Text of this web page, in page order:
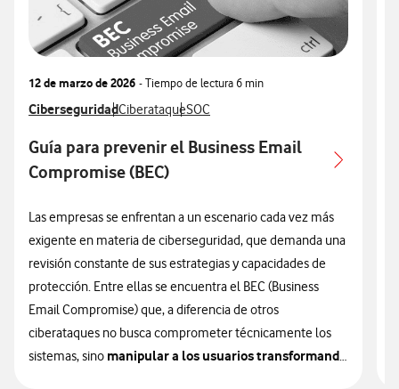
12 de marzo de 2026 - Tiempo de lectura 6 min
Ver más articulos relacionados con
CiberseguridadVer más artículos con
CiberataqueVer más artículos con
SOC
Guía para prevenir el Business Email
Compromise (BEC)
Las empresas se enfrentan a un escenario cada vez más
exigente en materia de ciberseguridad, que demanda una
revisión constante de sus estrategias y capacidades de
protección. Entre ellas se encuentra el BEC (Business
Email Compromise) que, a diferencia de otros
ciberataques no busca comprometer técnicamente los
sistemas, sino manipular a los usuarios transformando